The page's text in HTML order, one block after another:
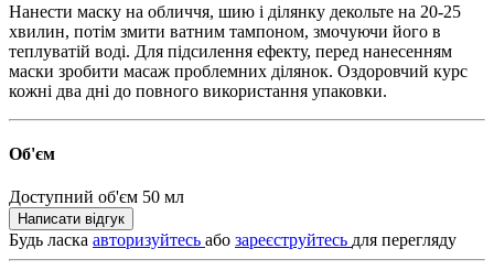
Нанести маску на обличчя, шию і ділянку декольте на 20-25
хвилин, потім змити ватним тампоном, змочуючи його в
теплуватій воді. Для підсилення ефекту, перед нанесенням
маски зробити масаж проблемних ділянок. Оздоровчий курс
кожні два дні до повного використання упаковки.
Об'єм
Доступний об'єм 50 мл
Написати відгук
Будь ласка авторизуйтесь або зареєструйтесь для перегляду